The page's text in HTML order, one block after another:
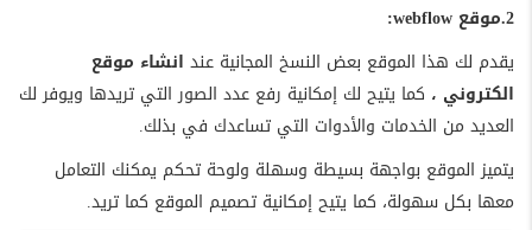
2.موقع webflow:
يقدم لك هذا الموقع بعض النسخ المجانية عند انشاء موقع
الكتروني ، كما يتيح لك إمكانية رفع عدد الصور التي تريدها ويوفر لك
العديد من الخدمات والأدوات التي تساعدك في بذلك.
يتميز الموقع بواجهة بسيطة وسهلة ولوحة تحكم يمكنك التعامل
معها بكل سهولة، كما يتيح إمكانية تصميم الموقع كما تريد.